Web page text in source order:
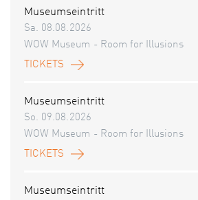
Museumseintritt
Sa. 08.08.2026
WOW Museum - Room for Illusions
TICKETS
Museumseintritt
So. 09.08.2026
WOW Museum - Room for Illusions
TICKETS
Museumseintritt